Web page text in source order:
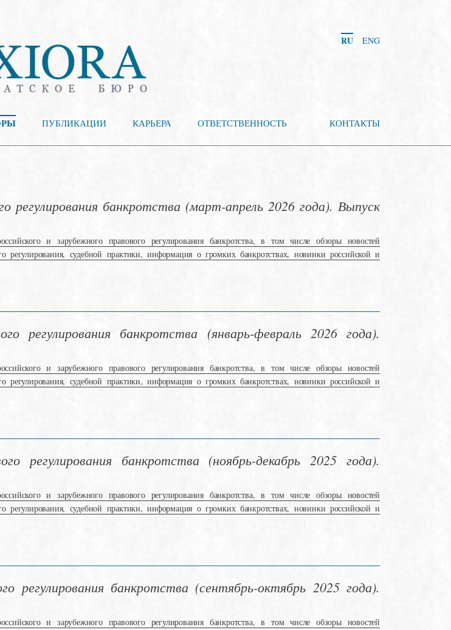
RU ENG
ПУБЛИКАЦИИ КАРЬЕРА ОТВЕТСТВЕННОСТЬ КОНТАКТЫ
регулирования банкротства (март-апрель 2026 года). Выпуск
и зарубежного правового регулирования банкротства, в том числе обзоры новостей
регулирования, судебной практики, информация о громких банкротствах, новинки российской и
регулирования банкротства (январь-февраль 2026 года).
и зарубежного правового регулирования банкротства, в том числе обзоры новостей
регулирования, судебной практики, информация о громких банкротствах, новинки российской и
регулирования банкротства (ноябрь-декабрь 2025 года).
и зарубежного правового регулирования банкротства, в том числе обзоры новостей
регулирования, судебной практики, информация о громких банкротствах, новинки российской и
регулирования банкротства (сентябрь-октябрь 2025 года).
и зарубежного правового регулирования банкротства, в том числе обзоры новостей